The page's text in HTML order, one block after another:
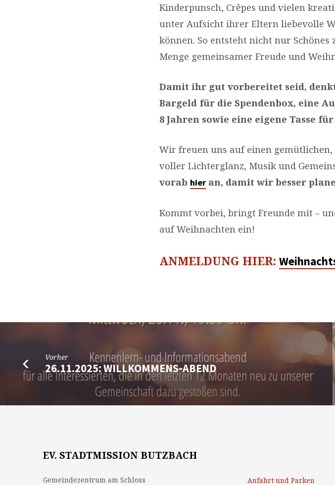
Kinderpunsch, Crêpes und vielen
unter Aufsicht ihrer Eltern liebevolle
können. So entsteht nicht nur
Menge gemeinsamer Freude und
Damit ihr gut vorbereitet seid,
Bargeld für die Spendenbox, eine
8 Jahren sowie eine eigene Tasse
Wir freuen uns auf einen
voller Lichterglanz, Musik und
vorab hieran, damit wir besser
Kommt vorbei, bringt Freunde mit –
auf Weihnachten ein!
ANMELDUNG HIER:
Vorher
26.11.2025: WILLKOMMENS-ABEND
EV. STADTMISSION BUTZBACH
Gemeindezentrum am Schloss Anfahrt und Parken